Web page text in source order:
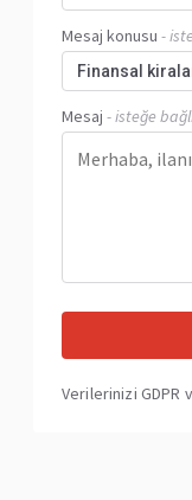
Mesaj konusu -
Finansal
Mesaj - isteğe
Verilerinizi GDPR